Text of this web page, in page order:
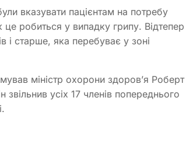
вказувати пацієнтам на потребу
робиться у випадку грипу. Відтепер
і старше, яка перебуває у зоні
міністр охорони здоров’я Роберт
усіх 17 членів попереднього